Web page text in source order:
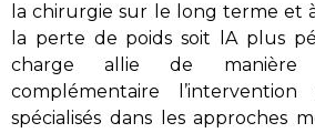
la chirurgie sur le long terme et
la perte de poids soit lA plus
charge allie de manière
complémentaire l’intervention
spécialisés dans les approches